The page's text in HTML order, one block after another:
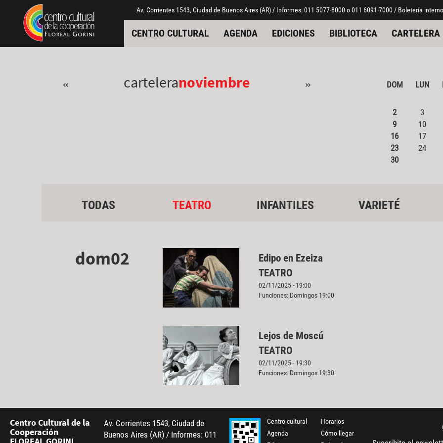
Pasar al contenido principal
Jump to main content Av. Corrientes 1543, Ciudad de Buenos Aires (AR) / Informes: 011 5077-8000 o 011 6091-7000 / Boletería
CENTRO CULTURAL AGENDA EDICIONES BIBLIOTECA CARTELERA
« carteleranoviembre » DOM LUN
2
3
9
10
16
17
23
24
30
TODAS TEATRO INFANTILES VARIETÉ
dom02
Edipo en Ezeiza
TEATRO
02/11/2025 - 19:00
Funciones: Domingos 19:00
Lejos de Moscú
TEATRO
02/11/2025 - 19:30
Funciones: Domingos 19:30
Centro Cultural de la
Cooperación
Av. Corrientes 1543, Ciudad de
Buenos Aires (AR) / Informes: 011
Centro cultural
Agenda
Horarios
Cómo llegar